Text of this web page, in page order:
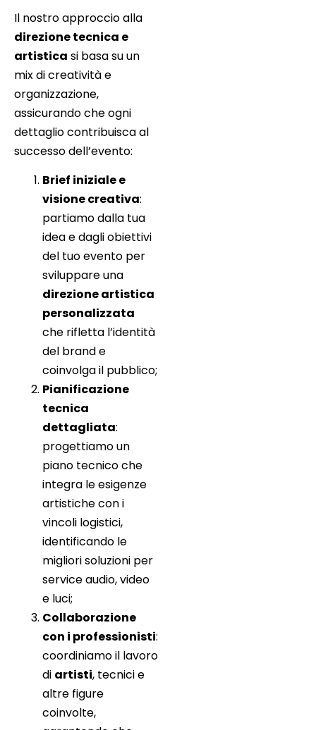
Il nostro approccio alla
direzione tecnica e
artistica si basa su un
mix di creatività e
organizzazione,
assicurando che ogni
dettaglio contribuisca al
successo dell’evento:
Brief iniziale e
visione creativa:
partiamo dalla tua
idea e dagli obiettivi
del tuo evento per
sviluppare una
direzione artistica
personalizzata
che rifletta l’identità
del brand e
coinvolga il pubblico;
Pianificazione
tecnica
dettagliata:
progettiamo un
piano tecnico che
integra le esigenze
artistiche con i
vincoli logistici,
identificando le
migliori soluzioni per
service audio, video
e luci;
Collaborazione
con i professionisti:
coordiniamo il lavoro
di artisti, tecnici e
altre figure
coinvolte,